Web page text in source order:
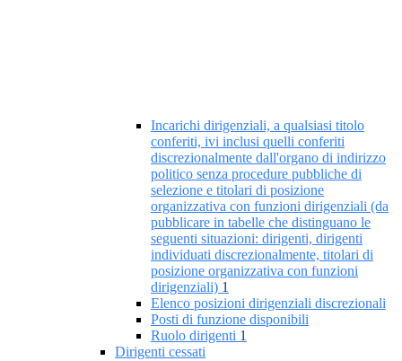
Incarichi dirigenziali, a qualsiasi titolo
conferiti, ivi inclusi quelli conferiti
discrezionalmente dall'organo di indirizzo
politico senza procedure pubbliche di
selezione e titolari di posizione
organizzativa con funzioni dirigenziali (da
pubblicare in tabelle che distinguano le
seguenti situazioni: dirigenti, dirigenti
individuati discrezionalmente, titolari di
posizione organizzativa con funzioni
dirigenziali) 1
Elenco posizioni dirigenziali discrezionali
Posti di funzione disponibili
Ruolo dirigenti 1
Dirigenti cessati